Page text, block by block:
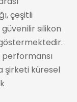
çeşitli
silikon
şirketi küresel